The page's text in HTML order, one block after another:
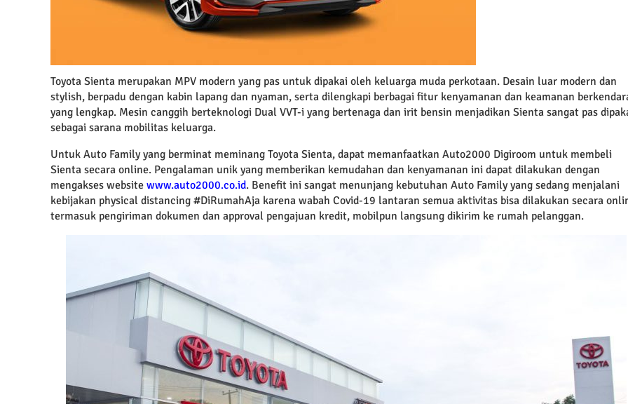
Toyota Sienta merupakan MPV modern yang pas untuk dipakai oleh keluarga muda perkotaan. Desain luar modern dan
stylish, berpadu dengan kabin lapang dan nyaman, serta dilengkapi berbagai fitur kenyamanan dan keamanan
yang lengkap. Mesin canggih berteknologi Dual VVT-i yang bertenaga dan irit bensin menjadikan Sienta sangat pas
sebagai sarana mobilitas keluarga.
Untuk Auto Family yang berminat meminang Toyota Sienta, dapat memanfaatkan Auto2000 Digiroom untuk membeli
Sienta secara online. Pengalaman unik yang memberikan kemudahan dan kenyamanan ini dapat dilakukan dengan
mengakses website www.auto2000.co.id. Benefit ini sangat menunjang kebutuhan Auto Family yang sedang menjalani
kebijakan physical distancing #DiRumahAja karena wabah Covid-19 lantaran semua aktivitas bisa dilakukan secara
termasuk pengiriman dokumen dan approval pengajuan kredit, mobilpun langsung dikirim ke rumah pelanggan.